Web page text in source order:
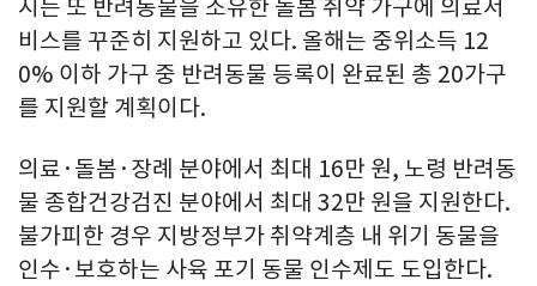
시는 또 반려동물을 소유한 돌봄 취약 가구에 의료서
비스를 꾸준히 지원하고 있다. 올해는 중위소득 12
0% 이하 가구 중 반려동물 등록이 완료된 총 20가구
를 지원할 계획이다.
의료·돌봄·장례 분야에서 최대 16만 원, 노령 반려동
물 종합건강검진 분야에서 최대 32만 원을 지원한다.
불가피한 경우 지방정부가 취약계층 내 위기 동물을
인수·보호하는 사육 포기 동물 인수제도 도입한다.